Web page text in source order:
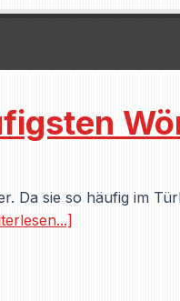
Da sie so häufig im